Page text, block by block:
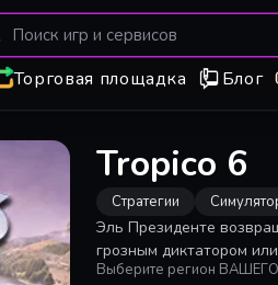
Торговая площадка Блог
Tropico 6
Стратегии
Эль Президенте
грозным диктатором
народа в островном
Выберите регион ВАШЕГО